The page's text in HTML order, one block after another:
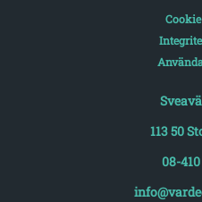
113 50
08-